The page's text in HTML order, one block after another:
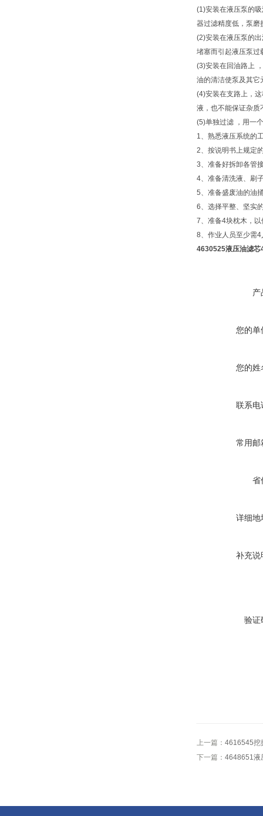
(1)安装在液压泵的
器过滤精度低，泵磨
(2)安装在液压泵的
堵塞而引起液压泵过
(3)安装在回油路上
油的清洁使泵及其它
(4)安装在支路上，
液，也不能保证杂质
(5)单独过滤 ，用一
1、熟悉液压系统的
2、按说明书上规定
3、准备好拆卸各管
4、准备清洗液、刷
5、准备盛废油的油
6、选择平整、坚实
7、准备4块枕木，
8、作业人员至少需
4630525液压油滤
产
您的单
您的姓
联系电
常用邮
省
详细地
补充说
验证
上一篇： 4616545挖
下一篇： 4648651液